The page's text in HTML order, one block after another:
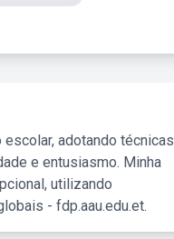
adotando técnicas
e entusiasmo. Minha
utilizando
- fdp.aau.edu.et.